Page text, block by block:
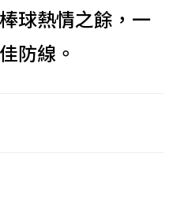
球熱情之餘，一
防線。